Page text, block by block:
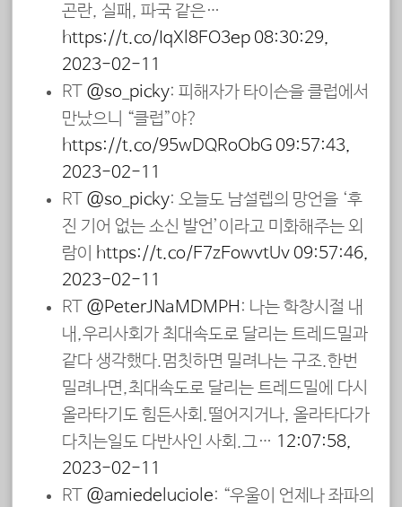
곤란, 실패, 파국 같은…
https://t.co/IqXl8FO3ep 08:30:29,
2023-02-11
RT @so_picky: 피해자가 타이슨을 클럽에서
만났으니 “클럽女”야?
https://t.co/95wDQRoObG 09:57:43,
2023-02-11
RT @so_picky: 오늘도 남설렙의 망언을 ‘후
진 기어 없는 소신 발언’이라고 미화해주는 외
람이 https://t.co/F7zEowvtUv 09:57:46,
2023-02-11
RT @PeterJNaMDMPH: 나는 학창시절 내
내,우리사회가 최대속도로 달리는 트레드밀과
같다 생각했다.멈칫하면 밀려나는 구조.한번
밀려나면,최대속도로 달리는 트레드밀에 다시
올라타기도 힘든사회.떨어지거나, 올라타다가
다치는일도 다반사인 사회.그… 12:07:58,
2023-02-11
RT @amiedeluciole: “우울이 언제나 좌파의